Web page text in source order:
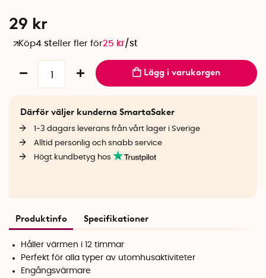
29 kr
Köp4 steller fler för25 kr/st
Lägg i varukorgen
Därför väljer kunderna SmartaSaker
1-3 dagars leverans från vårt lager i Sverige
Alltid personlig och snabb service
Högt kundbetyg hos
Produktinfo Specifikationer
Håller värmen i 12 timmar
Perfekt för alla typer av utomhusaktiviteter
Engångsvärmare